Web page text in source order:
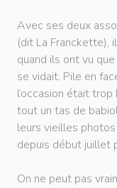
Avec ses deux
(dit La Franckette),
quand ils ont vu
se vidait. Pile en
l’occasion était
tout un tas de
leurs vieilles
depuis début juillet
On ne peut pas